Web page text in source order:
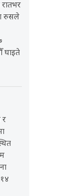
रुसले
घाइते
र